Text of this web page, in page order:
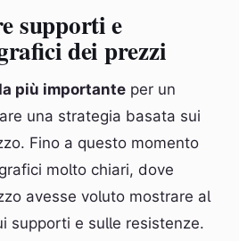
supporti e
dei prezzi
più importante per un
una strategia basata sui
Fino a questo momento
molto chiari, dove
avesse voluto mostrare al
supporti e sulle resistenze.